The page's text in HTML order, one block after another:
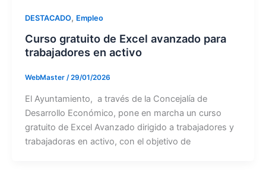
DESTACADO, Empleo
Curso gratuito de Excel avanzado para
trabajadores en activo
WebMaster /29/01/2026
El Ayuntamiento, a través de la Concejalía de
Desarrollo Económico, pone en marcha un curso
gratuito de Excel Avanzado dirigido a trabajadores y
trabajadoras en activo, con el objetivo de